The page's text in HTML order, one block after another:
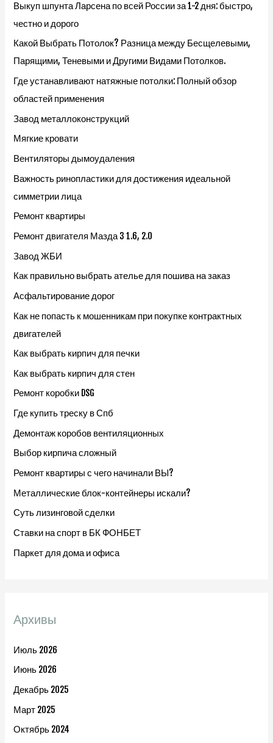
Выкуп шпунта Ларсена по всей России за 1-2 дня: быстро,
честно и дорого
Какой Выбрать Потолок? Разница между Бесщелевыми,
Парящими, Теневыми и Другими Видами Потолков.
Где устанавливают натяжные потолки: Полный обзор
областей применения
Завод металлоконструкций
Мягкие кровати
Вентиляторы дымоудаления
Важность ринопластики для достижения идеальной
симметрии лица
Ремонт квартиры
Ремонт двигателя Мазда 3 1.6, 2.0
Завод ЖБИ
Как правильно выбрать ателье для пошива на заказ
Асфальтирование дорог
Как не попасть к мошенникам при покупке контрактных
двигателей
Как выбрать кирпич для печки
Как выбрать кирпич для стен
Ремонт коробки DSG
Где купить треску в Спб
Демонтаж коробов вентиляционных
Выбор кирпича сложный
Ремонт квартиры с чего начинали ВЫ?
Металлические блок-контейнеры искали?
Суть лизинговой сделки
Ставки на спорт в БК ФОНБЕТ
Паркет для дома и офиса
Архивы
Июль 2026
Июнь 2026
Декабрь 2025
Март 2025
Октябрь 2024